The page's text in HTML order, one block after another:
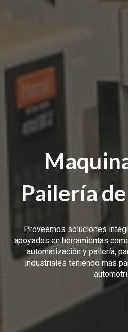
Pailería
Proveemos soluciones
apoyados en herramientas
automatización y pailería,
industriales teniendo mas